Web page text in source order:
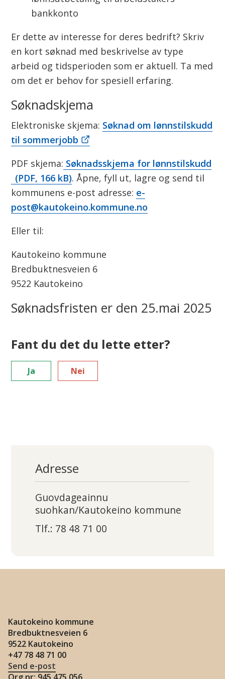
bankkonto
Er dette av interesse for deres bedrift? Skriv
en kort søknad med beskrivelse av type
arbeid og tidsperioden som er aktuell. Ta med
om det er behov for spesiell erfaring.
Søknadskjema
Elektroniske skjema: Søknad om lønnstilskudd
til sommerjobb
PDF skjema: Søknadsskjema for lønnstilskudd
(PDF, 166 kB). Åpne, fyll ut, lagre og send til
kommunens e-post adresse: e-
post@kautokeino.kommune.no
Eller til:
Kautokeino kommune
Bredbuktnesveien 6
9522 Kautokeino
Søknadsfristen er den 25.mai 2025
Fant du det du lette etter?
Ja Nei
Adresse
Guovdageainnu
suohkan/Kautokeino kommune
Tlf.: 78 48 71 00
Kautokeino kommune
Bredbuktnesveien 6
9522 Kautokeino
+47 78 48 71 00
Send e-post